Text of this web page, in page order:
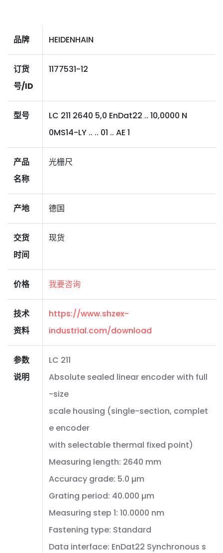
品牌 HEIDENHAIN
订货
号/ID
1177531-12
型号
LC 211 2640 5,0 EnDat22 .. 10,0000 N
0MS14-LY .. .. 01 .. AE 1
产品
名称
光栅尺
产地 德国
交货
时间
现货
价格 我要咨询
技术
资料
https://www.shzex-
industrial.com/download
参数
说明
LC 211
Absolute sealed linear encoder with full
-size
scale housing (single-section, complet
e encoder
with selectable thermal fixed point)
Measuring length: 2640 mm
Accuracy grade: 5.0 µm
Grating period: 40.000 µm
Measuring step 1: 10.0000 nm
Fastening type: Standard
Data interface: EnDat22 Synchronous s